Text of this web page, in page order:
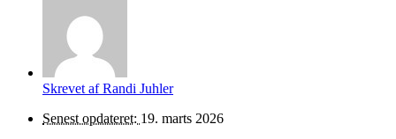
Skrevet afRandi Juhler
Senest opdateret: 19. marts 2026